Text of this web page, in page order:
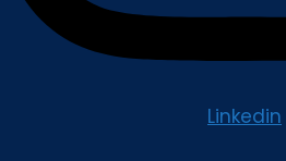
Linkedin